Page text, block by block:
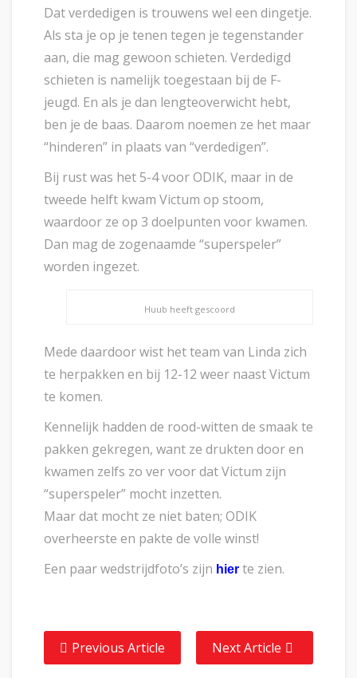
Dat verdedigen is trouwens wel een dingetje.
Als sta je op je tenen tegen je tegenstander
aan, die mag gewoon schieten. Verdedigd
schieten is namelijk toegestaan bij de F-
jeugd. En als je dan lengteoverwicht hebt,
ben je de baas. Daarom noemen ze het maar
“hinderen” in plaats van “verdedigen”.
Bij rust was het 5-4 voor ODIK, maar in de
tweede helft kwam Victum op stoom,
waardoor ze op 3 doelpunten voor kwamen.
Dan mag de zogenaamde “superspeler”
worden ingezet.
Huub heeft gescoord
Mede daardoor wist het team van Linda zich
te herpakken en bij 12-12 weer naast Victum
te komen.
Kennelijk hadden de rood-witten de smaak te
pakken gekregen, want ze drukten door en
kwamen zelfs zo ver voor dat Victum zijn
“superspeler” mocht inzetten.
Maar dat mocht ze niet baten; ODIK
overheerste en pakte de volle winst!
Een paar wedstrijdfoto’s zijn hier te zien.
Previous Article Next Article